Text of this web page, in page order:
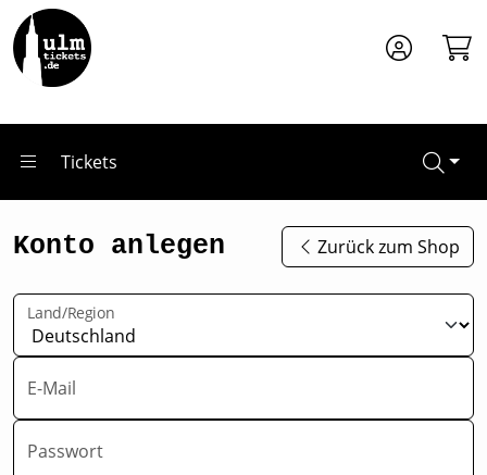
Zum Hauptinhalt springen
Tickets
Konto anlegen Zurück zum Shop
Land/Region
E-Mail
Passwort